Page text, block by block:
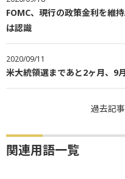
FOMC、現行の政策金利を維
は認識
2020/09/11
米大統領選まであと2ヶ月、9
過去記
関連用語一覧